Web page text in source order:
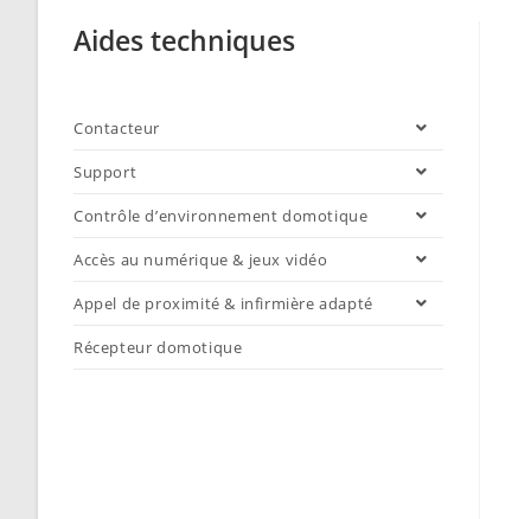
Aides techniques
Contacteur
Support
Contrôle d’environnement domotique
Accès au numérique & jeux vidéo
Appel de proximité & infirmière adapté
Récepteur domotique